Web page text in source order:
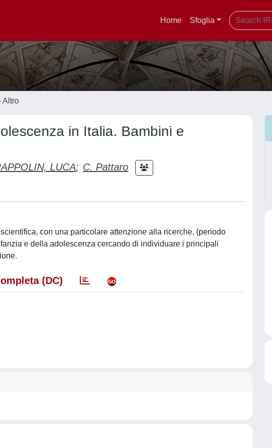
Home Sfoglia
Altro
in Italia. Bambini e
LUCA; C. Pattaro
con una particolare attenzione alla ricerche, (periodo
e della adolescenza cercando di individuare i principali
(DC)